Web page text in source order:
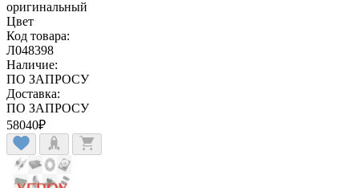
оригинальный
Цвет
Код товара:
Л048398
Наличие:
ПО ЗАПРОСУ
Доставка:
ПО ЗАПРОСУ
58040₽